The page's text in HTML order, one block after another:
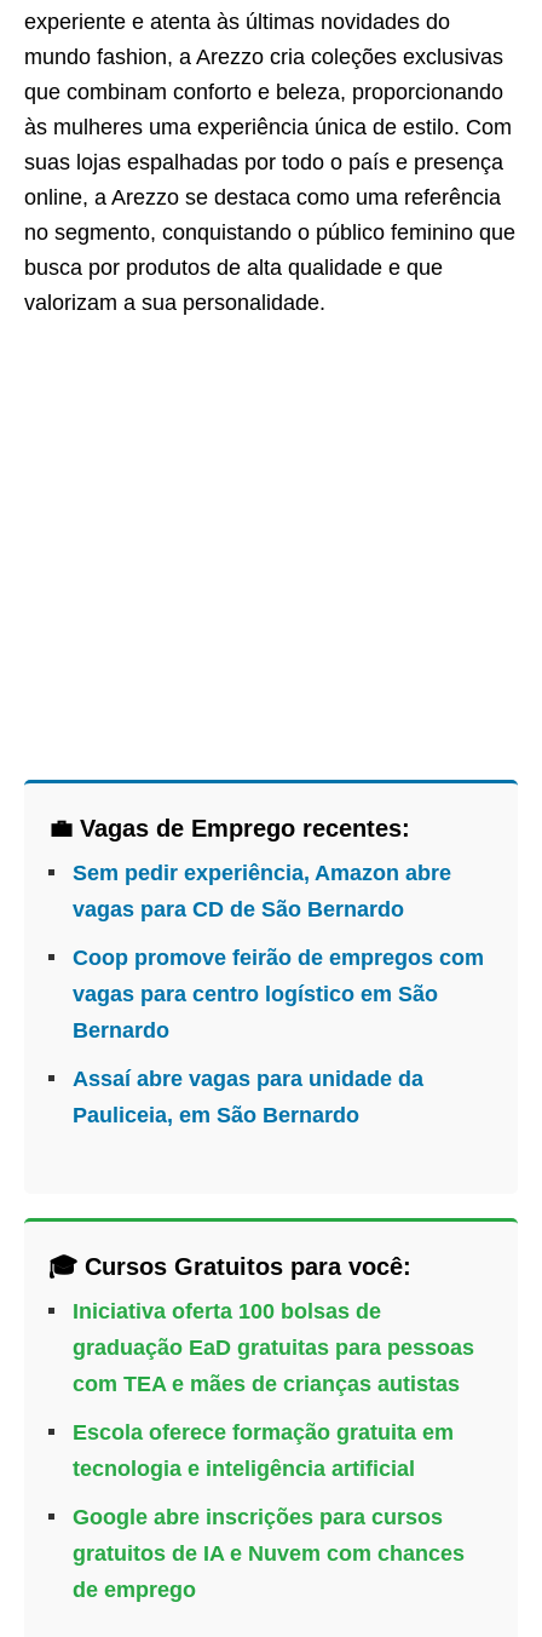
experiente e atenta às últimas novidades do
mundo fashion, a Arezzo cria coleções exclusivas
que combinam conforto e beleza, proporcionando
às mulheres uma experiência única de estilo. Com
suas lojas espalhadas por todo o país e presença
online, a Arezzo se destaca como uma referência
no segmento, conquistando o público feminino que
busca por produtos de alta qualidade e que
valorizam a sua personalidade.
💼 Vagas de Emprego recentes:
Sem pedir experiência, Amazon abre
vagas para CD de São Bernardo
Coop promove feirão de empregos com
vagas para centro logístico em São
Bernardo
Assaí abre vagas para unidade da
Pauliceia, em São Bernardo
🎓 Cursos Gratuitos para você:
Iniciativa oferta 100 bolsas de
graduação EaD gratuitas para pessoas
com TEA e mães de crianças autistas
Escola oferece formação gratuita em
tecnologia e inteligência artificial
Google abre inscrições para cursos
gratuitos de IA e Nuvem com chances
de emprego